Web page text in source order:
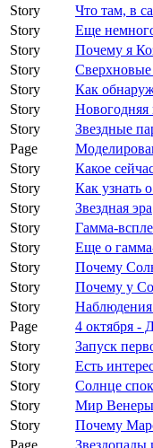
Story
Что там, в
Story
Еще
Story
Почему я
Story
Сверхновые
Story
Как
Story
Новогодняя
Story
Звездные
Page
Story
Какое
Story
Как узнать
Story
Звездная эра
Story
Гамма-
Story
Еще о
Story
Почему
Story
Почему у
Story
Page
4 октября -
Story
Запуск
Story
Есть
Story
Солнце
Story
Мир Венеры
Story
Почему